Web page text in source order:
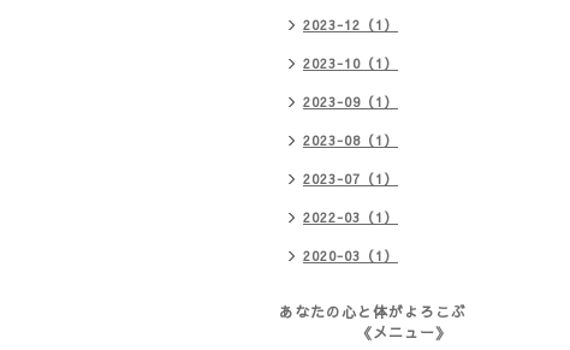
2023-12（1）
2023-10（1）
2023-09（1）
2023-08（1）
2023-07（1）
2022-03（1）
2020-03（1）
あなたの心と体がよろこぶ
《メニュー》